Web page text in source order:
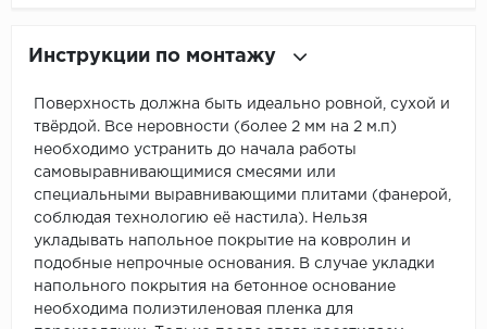
Инструкции по монтажу
Поверхность должна быть идеально ровной, сухой и
твёрдой. Все неровности (более 2 мм на 2 м.п)
необходимо устранить до начала работы
самовыравнивающимися смесями или
специальными выравнивающими плитами (фанерой,
соблюдая технологию её настила). Нельзя
укладывать напольное покрытие на ковролин и
подобные непрочные основания. В случае укладки
напольного покрытия на бетонное основание
необходима полиэтиленовая пленка для